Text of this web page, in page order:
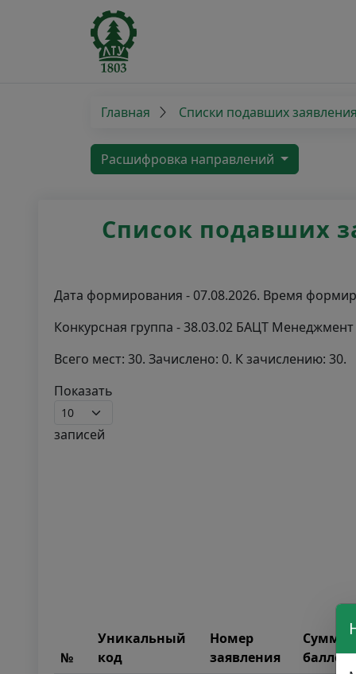
Главная Списки подавших заявления
Расшифровка направлений
Список подавших
Дата формирования - 07.08.2026. Время
Конкурсная группа - 38.03.02 БАЦТ
Всего мест: 30. Зачислено: 0. К зачислению: 30.
Показать
записей
№
Уникальный
код
Номер
заявления
Сумма
баллов